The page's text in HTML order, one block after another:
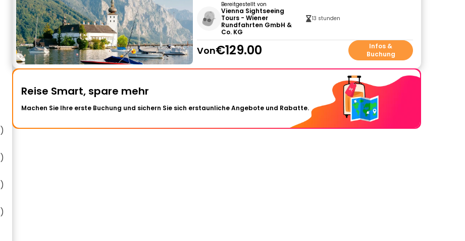
Bereitgestellt von
Vienna Sightseeing
Tours - Wiener
Rundfahrten GmbH &
Co. KG
13 stunden
Von€129.00
Infos &
Buchung
Reise Smart, spare mehr
Machen Sie Ihre erste Buchung und sichern Sie sich erstaunliche Angebote und Rabatte.